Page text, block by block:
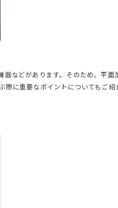
などがあります。そのため、平面
に重要なポイントについてもご紹